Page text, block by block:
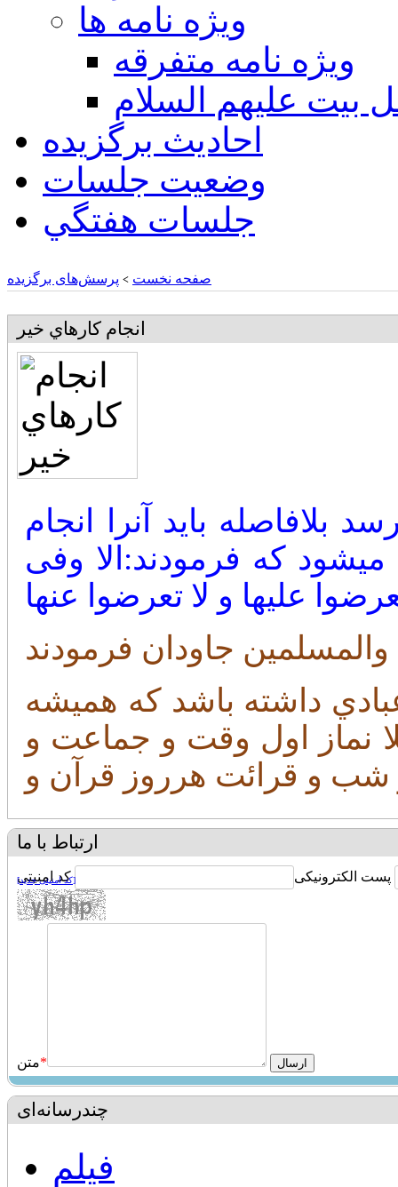
ويژه نامه ها
ويژه نامه متفرقه
بيت عليهم السلام
احادیث برگزیده
وضعیت جلسات
جلسات هفتگي
صفحه نخست > پرسش‌های برگزیده
انجام كارهاي خير
بلافاصله باید آنرا انجام
که فرمودند:الا وفی
داشته باشد كه هميشه
نماز اول وقت و جماعت و
ارتباط با ما
پست الکترونیکی کد امنیتی[کد امنیتی جدید]
متن*
چندرسانه‌ای
فیلم